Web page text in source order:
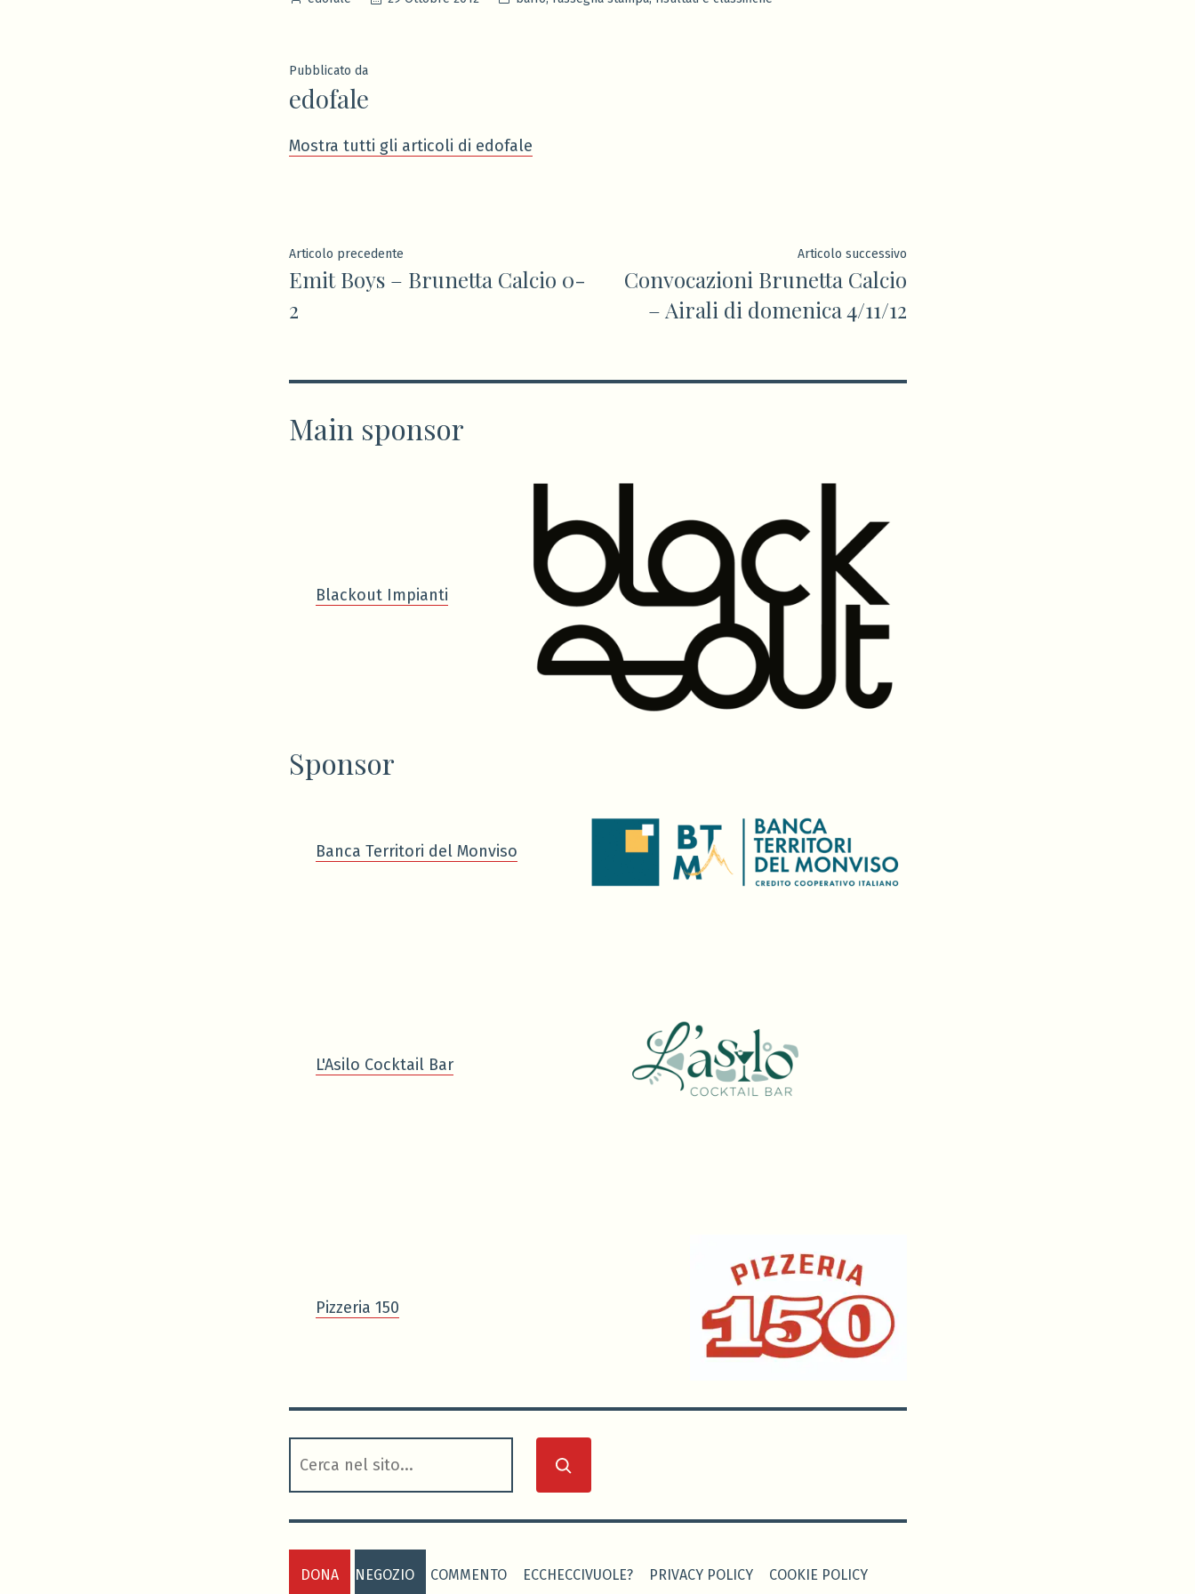
Pubblicato da
edofale
Mostra tutti gli articoli di edofale
Navigazione
articoli
Articolo precedenteArticolo
precedente:
Emit Boys – Brunetta Calcio 0-
2
Articolo successivoArticolo
successivo:
Convocazioni Brunetta Calcio
– Airali di domenica 4/11/12
Main sponsor
Blackout Impianti
Sponsor
Banca Territori del Monviso
L'Asilo Cocktail Bar
Pizzeria 150
DONA NEGOZIO COMMENTO ECCHECCIVUOLE? PRIVACY POLICY COOKIE POLICY